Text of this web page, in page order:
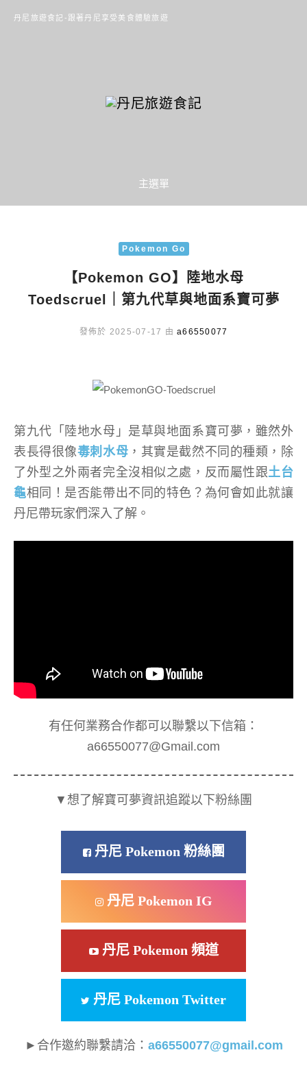
丹尼旅遊食記-跟著丹尼享受美食體驗旅遊
主選單
Pokemon Go
【Pokemon GO】陸地水母
Toedscruel｜第九代草與地面系寶可夢
發佈於 2025-07-17 由 a66550077
第九代「陸地水母」是草與地面系寶可夢，雖然外
表長得很像毒刺水母 ，其實是截然不同的種類，除
了外型之外兩者完全沒相似之處，反而屬性跟土台
龜相同！是否能帶出不同的特色？為何會如此就讓
丹尼帶玩家們深入了解。
有任何業務合作都可以聯繫以下信箱：
a66550077@Gmail.com
▼想了解寶可夢資訊追蹤以下粉絲團
丹尼 Pokemon 粉絲團
丹尼 Pokemon IG
丹尼 Pokemon 頻道
丹尼 Pokemon Twitter
►合作邀約聯繫請洽： a66550077@gmail.com